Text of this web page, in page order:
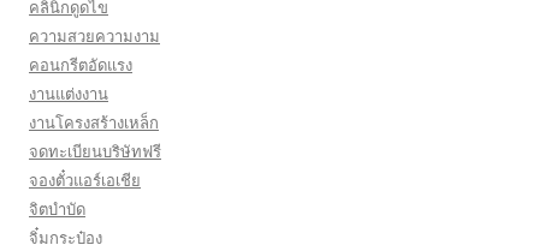
คลินิกดูดไข
ความสวยความงาม
คอนกรีตอัดแรง
งานแต่งงาน
งานโครงสร้างเหล็ก
จดทะเบียนบริษัทฟรี
จองตั๋วแอร์เอเชีย
จิตบำบัด
จิ๋มกระป๋อง